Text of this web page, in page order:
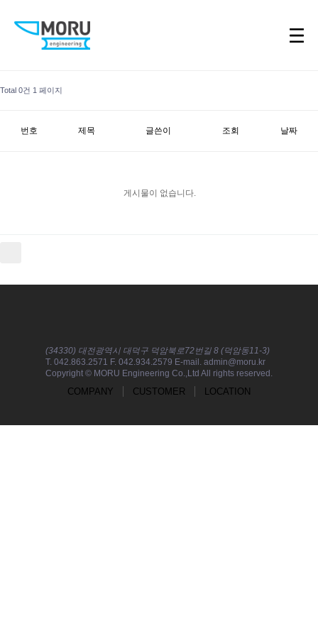
Total 0건 1 페이지
번호 제목 글쓴이 조회 날짜
게시물이 없습니다.
(34330) 대전광역시 대덕구 덕암북로72번길 8 (덕암동11-3)
T. 042.863.2571 F. 042.934.2579 E-mail. admin@moru.kr
Copyright © MORU Engineering Co.,Ltd All rights reserved.
COMPANY CUSTOMER LOCATION